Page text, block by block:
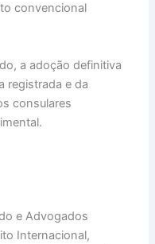
convencional
a adoção definitiva
registrada e da
consulares
e Advogados
Internacional,